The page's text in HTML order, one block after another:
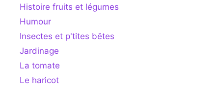
Histoire fruits et légumes
Humour
Insectes et p'tites bêtes
Jardinage
La tomate
Le haricot